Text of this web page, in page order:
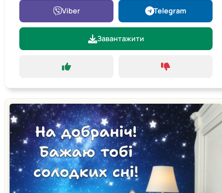
Viber Telegram
Завантажити